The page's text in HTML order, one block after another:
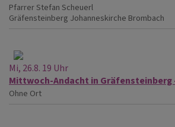
Pfarrer Stefan Scheuerl
Gräfensteinberg Johanneskirche Brombach
Mi, 26.8. 19 Uhr
Mittwoch-Andacht in Gräfensteinberg
Ohne Ort